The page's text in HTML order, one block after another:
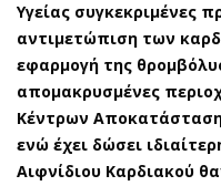
Υγείας συγκεκριμένες
αντιμετώπιση των
εφαρμογή της
απομακρυσμένες
Κέντρων
ενώ έχει δώσει
Αιφνίδιου Καρδιακού